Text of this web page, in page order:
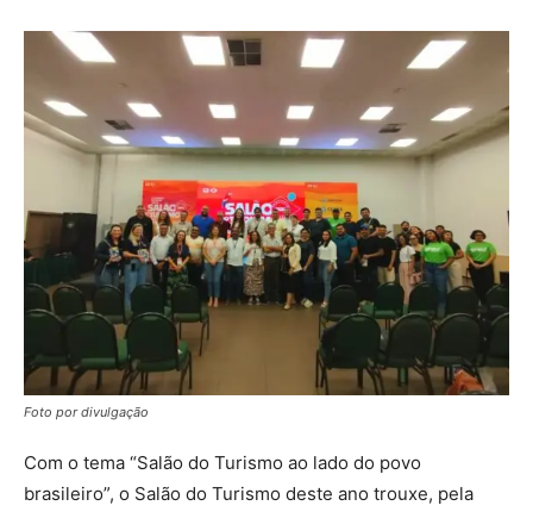
Foto por divulgação
Com o tema “Salão do Turismo ao lado do povo
brasileiro”, o Salão do Turismo deste ano trouxe, pela